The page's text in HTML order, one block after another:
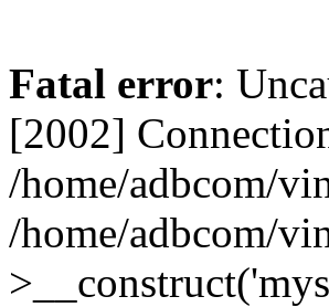
Fatal error:
[2002]
/home/adbcom/
/home/adbcom/